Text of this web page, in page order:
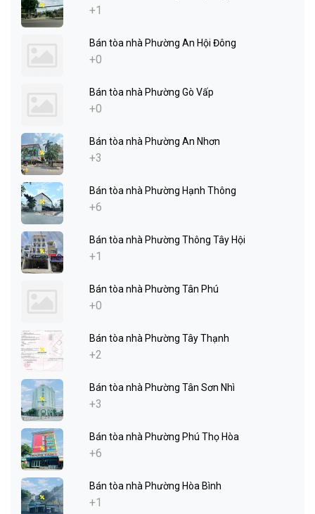
+1
Bán tòa nhà Phường An Hội Đông
+0
Bán tòa nhà Phường Gò Vấp
+0
Bán tòa nhà Phường An Nhơn
+3
Bán tòa nhà Phường Hạnh Thông
+6
Bán tòa nhà Phường Thông Tây Hội
+1
Bán tòa nhà Phường Tân Phú
+0
Bán tòa nhà Phường Tây Thạnh
+2
Bán tòa nhà Phường Tân Sơn Nhì
+3
Bán tòa nhà Phường Phú Thọ Hòa
+6
Bán tòa nhà Phường Hòa Bình
+1